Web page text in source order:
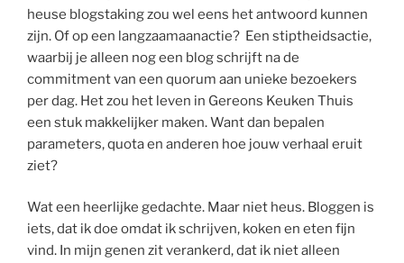
heuse blogstaking zou wel eens het antwoord kunnen
zijn. Of op een langzaamaanactie? Een stiptheidsactie,
waarbij je alleen nog een blog schrijft na de
commitmentvan een quorum aan unieke bezoekers
per dag. Het zou het leven in Gereons Keuken Thuis
een stuk makkelijker maken. Want dan bepalen
parameters, quota en anderen hoe jouw verhaal eruit
ziet?
Wat een heerlijke gedachte. Maar niet heus. Bloggen is
iets, dat ik doe omdat ik schrijven, koken en eten fijn
vind. In mijn genen zit verankerd, dat ik niet alleen